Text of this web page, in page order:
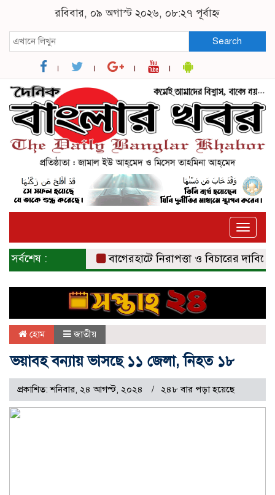
রবিবার, ০৯ অগাস্ট ২০২৬, ০৮:২৭ পূর্বাহ্ন
Search
Toggle
সর্বশেষ : বাগেরহাটে নিরাপত্তা ও বিচারের দাবিতে
হোম জাতীয়
ভয়াবহ বন্যায় ভাসছে ১১ জেলা, নিহত ১৮
প্রকাশিত: শনিবার, ২৪ আগস্ট, ২০২৪ ২৪৮ বার পড়া হয়েছে